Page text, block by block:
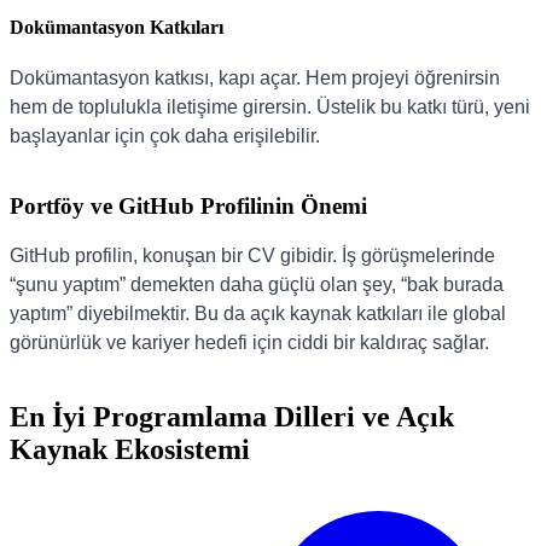
Dokümantasyon Katkıları
Dokümantasyon katkısı, kapı açar. Hem projeyi öğrenirsin
hem de toplulukla iletişime girersin. Üstelik bu katkı türü, yeni
başlayanlar için çok daha erişilebilir.
Portföy ve GitHub Profilinin Önemi
GitHub profilin, konuşan bir CV gibidir. İş görüşmelerinde
“şunu yaptım” demekten daha güçlü olan şey, “bak burada
yaptım” diyebilmektir. Bu da açık kaynak katkıları ile global
görünürlük ve kariyer hedefi için ciddi bir kaldıraç sağlar.
En İyi Programlama Dilleri ve Açık
Kaynak Ekosistemi